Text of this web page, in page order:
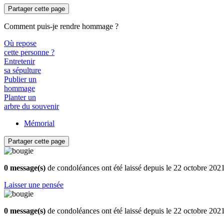
Partager cette page
Comment puis-je rendre hommage ?
Où repose
cette personne ?
Entretenir
sa sépulture
Publier un
hommage
Planter un
arbre du souvenir
Mémorial
Partager cette page
0 message(s) de condoléances ont été laissé depuis le 22 octobre
Laisser une pensée
0 message(s) de condoléances ont été laissé depuis le 22 octobre